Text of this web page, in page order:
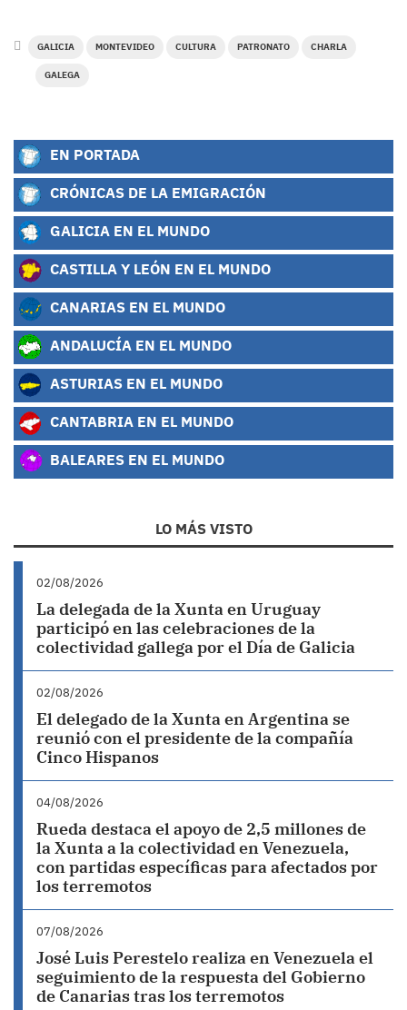
GALICIA MONTEVIDEO CULTURA PATRONATO CHARLA
GALEGA
EN PORTADA
CRÓNICAS DE LA EMIGRACIÓN
GALICIA EN EL MUNDO
CASTILLA Y LEÓN EN EL MUNDO
CANARIAS EN EL MUNDO
ANDALUCÍA EN EL MUNDO
ASTURIAS EN EL MUNDO
CANTABRIA EN EL MUNDO
BALEARES EN EL MUNDO
LO MÁS VISTO
02/08/2026
La delegada de la Xunta en Uruguay
participó en las celebraciones de la
colectividad gallega por el Día de Galicia
02/08/2026
El delegado de la Xunta en Argentina se
reunió con el presidente de la compañía
Cinco Hispanos
04/08/2026
Rueda destaca el apoyo de 2,5 millones de
la Xunta a la colectividad en Venezuela,
con partidas específicas para afectados por
los terremotos
07/08/2026
José Luis Perestelo realiza en Venezuela el
seguimiento de la respuesta del Gobierno
de Canarias tras los terremotos